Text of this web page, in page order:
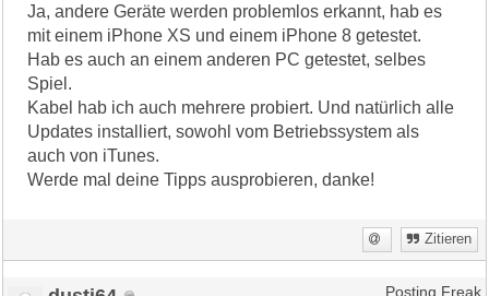
Ja, andere Geräte werden problemlos erkannt, hab es
mit einem iPhone XS und einem iPhone 8 getestet.
Hab es auch an einem anderen PC getestet, selbes
Spiel.
Kabel hab ich auch mehrere probiert. Und natürlich alle
Updates installiert, sowohl vom Betriebssystem als
auch von iTunes.
Werde mal deine Tipps ausprobieren, danke!
Zitieren
Posting Freak